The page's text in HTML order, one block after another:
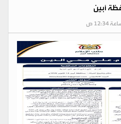
أبين